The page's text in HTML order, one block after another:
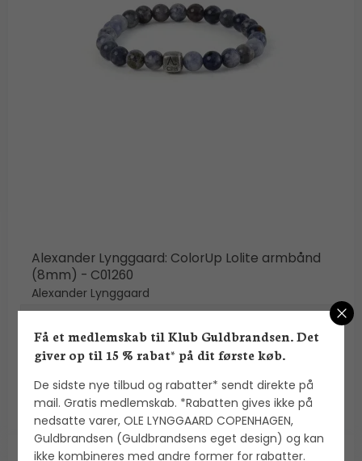
Alexander Lynggaard: ColorUp Lolite armbånd
(8mm) - C01260
Alexander Lynggaard
900,00 DKK
Få et medlemskab til Klub Guldbrandsen. Det
giver op til 15 % rabat* på dit første køb.
De sidste nye tilbud og rabatter* sendt direkte på
mail. Gratis medlemskab. *Rabatten gives ikke på
nedsatte varer, OLE LYNGGAARD COPENHAGEN,
Guldbrandsen (Guldbrandsens eget design) og kan
ikke kombineres med andre former for rabatter.